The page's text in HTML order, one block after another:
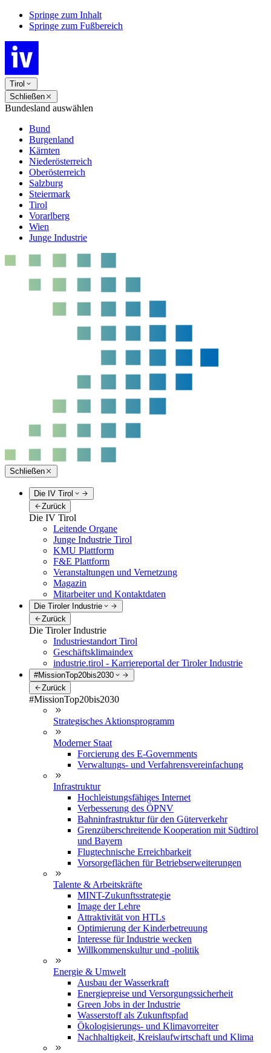
Springe zum Inhalt
Springe zum Fußbereich
Tirol
Schließen
Bundesland auswählen
Bund
Burgenland
Kärnten
Niederösterreich
Oberösterreich
Salzburg
Steiermark
Tirol
Vorarlberg
Wien
Junge Industrie
Schließen
Die IV Tirol
Zurück
Die IV Tirol
Leitende Organe
Junge Industrie Tirol
KMU Plattform
F&E Plattform
Veranstaltungen und Vernetzung
Magazin
Mitarbeiter und Kontaktdaten
Die Tiroler Industrie
Zurück
Die Tiroler Industrie
Industriestandort Tirol
Geschäftsklimaindex
industrie.tirol - Karriereportal der Tiroler Industrie
#MissionTop20bis2030
Zurück
#MissionTop20bis2030
Strategisches Aktionsprogramm
Moderner Staat
Forcierung des E-Governments
Verwaltungs- und Verfahrensvereinfachung
Infrastruktur
Hochleistungsfähiges Internet
Verbesserung des ÖPNV
Bahninfrastruktur für den Güterverkehr
Grenzüberschreitende Kooperation mit Südtirol
und Bayern
Flugtechnische Erreichbarkeit
Vorsorgeflächen für Betriebserweiterungen
Talente & Arbeitskräfte
MINT-Zukunftsstrategie
Image der Lehre
Attraktivität von HTLs
Optimierung der Kinderbetreuung
Interesse für Industrie wecken
Willkommenskultur und -politik
Energie & Umwelt
Ausbau der Wasserkraft
Energiepreise und Versorgungssicherheit
Green Jobs in der Industrie
Wasserstoff als Zukunftspfad
Ökologisierungs- und Klimavorreiter
Nachhaltigkeit, Kreislaufwirtschaft und Klima